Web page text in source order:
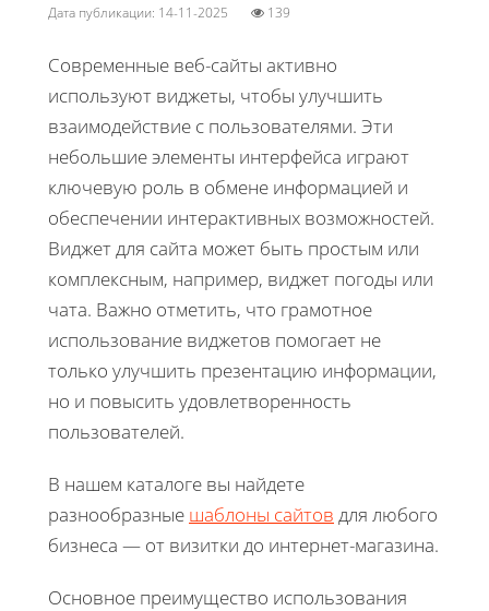
Дата публикации: 14-11-2025 139
Современные веб-сайты активно
используют виджеты, чтобы улучшить
взаимодействие с пользователями. Эти
небольшие элементы интерфейса играют
ключевую роль в обмене информацией и
обеспечении интерактивных возможностей.
Виджет для сайта может быть простым или
комплексным, например, виджет погоды или
чата. Важно отметить, что грамотное
использование виджетов помогает не
только улучшить презентацию информации,
но и повысить удовлетворенность
пользователей.
В нашем каталоге вы найдете
разнообразные шаблоны сайтов для любого
бизнеса — от визитки до интернет-магазина.
Основное преимущество использования